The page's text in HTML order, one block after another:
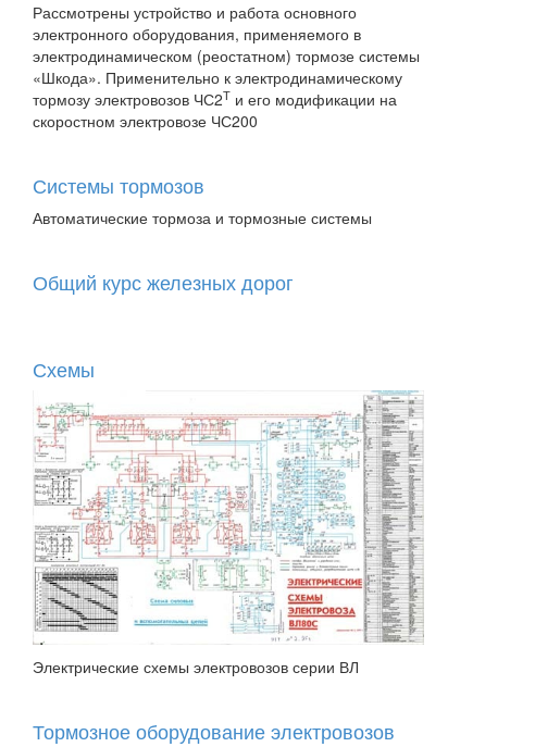
Рассмотрены устройство и работа основного
электронного оборудования, применяемого в
электродинамическом (реостатном) тормозе системы
«Шкода». Применительно к электродинамическому
тормозу электровозов ЧС2Т и его модификации на
скоростном электровозе ЧС200
Системы тормозов
Автоматические тормоза и тормозные системы
Общий курс железных дорог
Схемы
Электрические схемы электровозов серии ВЛ
Тормозное оборудование электровозов